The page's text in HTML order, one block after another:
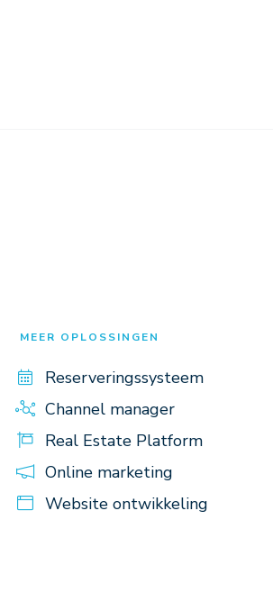
MEER OPLOSSINGEN
Reserveringssysteem
Channel manager
Real Estate Platform
Online marketing
Website ontwikkeling